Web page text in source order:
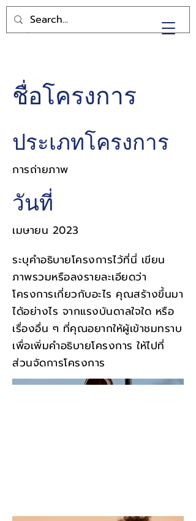
SRD
ชื่อโครงการ
ประเภทโครงการ
การถ่ายภาพ
วันที่
เมษายน 2023
ระบุคำอธิบายโครงการไว้ที่นี่ เขียน
ภาพรวมหรือลงรายละเอียดว่า
โครงการเกี่ยวกับอะไร คุณสร้างขึ้นมา
ได้อย่างไร จากแรงบันดาลใจใด หรือ
เรื่องอื่น ๆ ที่คุณอยากให้ผู้เข้าชมทราบ
เพื่อเพิ่มคำอธิบายโครงการ ให้ไปที่
ส่วนจัดการโครงการ